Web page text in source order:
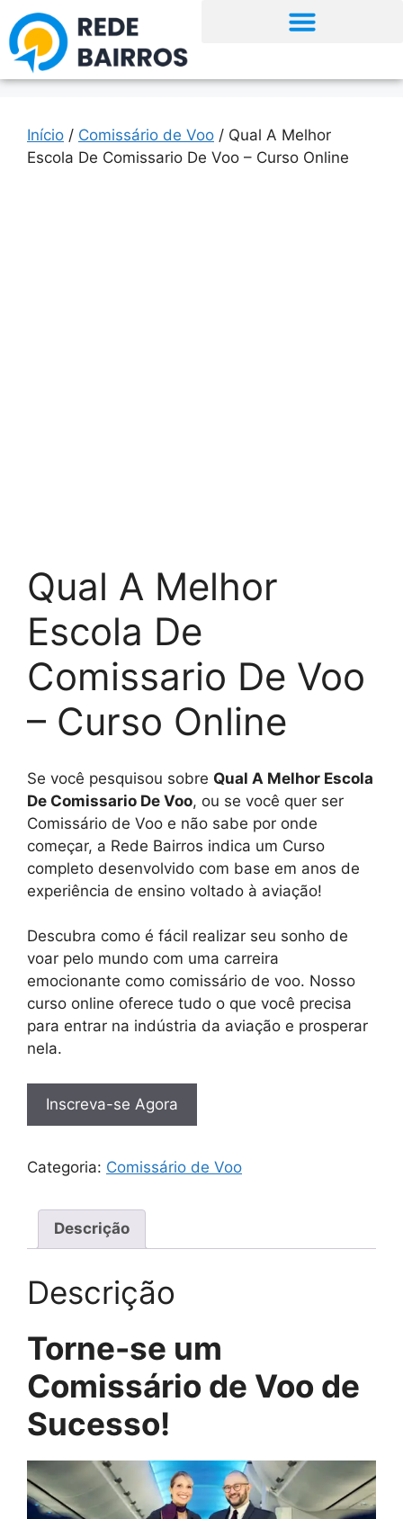
Início / Comissário de Voo / Qual A Melhor
Escola De Comissario De Voo – Curso Online
Qual A Melhor
Escola De
Comissario De Voo
– Curso Online
Se você pesquisou sobre Qual A Melhor Escola
De Comissario De Voo, ou se você quer ser
Comissário de Voo e não sabe por onde
começar, a Rede Bairros indica um Curso
completo desenvolvido com base em anos de
experiência de ensino voltado à aviação!
Descubra como é fácil realizar seu sonho de
voar pelo mundo com uma carreira
emocionante como comissário de voo. Nosso
curso online oferece tudo o que você precisa
para entrar na indústria da aviação e prosperar
nela.
Inscreva-se Agora
Categoria: Comissário de Voo
Descrição
Descrição
Torne-se um
Comissário de Voo de
Sucesso!